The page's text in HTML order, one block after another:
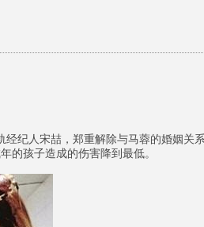
纪人宋喆，郑重解除与马蓉的婚姻关
的孩子造成的伤害降到最低。